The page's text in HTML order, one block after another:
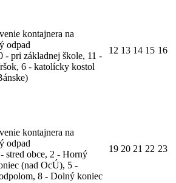
kontajnera na
odpad
- pri základnej škole, 11 -
6 - katolícky kostol
12 13 14 15 16
kontajnera na
odpad
stred obce, 2 - Horný
(nad OcÚ), 5 -
8 - Dolný koniec
19 20 21 22 23